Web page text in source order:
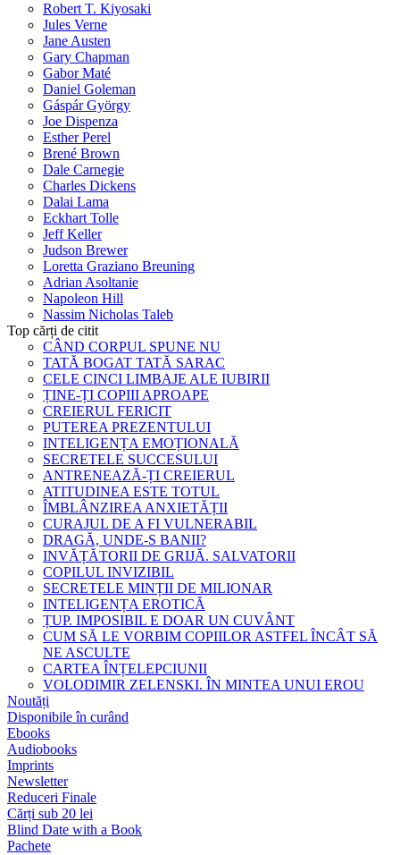
Robert T. Kiyosaki
Jules Verne
Jane Austen
Gary Chapman
Gabor Maté
Daniel Goleman
Gáspár György
Joe Dispenza
Esther Perel
Brené Brown
Dale Carnegie
Charles Dickens
Dalai Lama
Eckhart Tolle
Jeff Keller
Judson Brewer
Loretta Graziano Breuning
Adrian Asoltanie
Napoleon Hill
Nassim Nicholas Taleb
Top cărți de citit
CÂND CORPUL SPUNE NU
TATĂ BOGAT TATĂ SARAC
CELE CINCI LIMBAJE ALE IUBIRII
ȚINE-ȚI COPIII APROAPE
CREIERUL FERICIT
PUTEREA PREZENTULUI
INTELIGENȚA EMOȚIONALĂ
SECRETELE SUCCESULUI
ANTRENEAZĂ-ȚI CREIERUL
ATITUDINEA ESTE TOTUL
ÎMBLÂNZIREA ANXIETĂȚII
CURAJUL DE A FI VULNERABIL
DRAGĂ, UNDE-S BANII?
INVĂȚĂTORII DE GRIJĂ. SALVATORII
COPILUL INVIZIBIL
SECRETELE MINȚII DE MILIONAR
INTELIGENȚA EROTICĂ
ȚUP. IMPOSIBIL E DOAR UN CUVÂNT
CUM SĂ LE VORBIM COPIILOR ASTFEL ÎNCÂT SĂ
NE ASCULTE
CARTEA ÎNȚELEPCIUNII
VOLODIMIR ZELENSKI. ÎN MINTEA UNUI EROU
Noutăți
Disponibile în curând
Ebooks
Audiobooks
Imprints
Newsletter
Reduceri Finale
Cărți sub 20 lei
Blind Date with a Book
Pachete